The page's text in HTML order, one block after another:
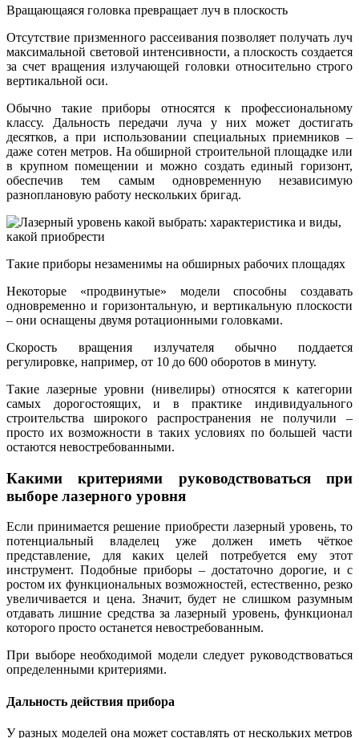
Вращающаяся головка превращает луч в плоскость
Отсутствие призменного рассеивания позволяет получать луч
максимальной световой интенсивности, а плоскость создается
за счет вращения излучающей головки относительно строго
вертикальной оси.
Обычно такие приборы относятся к профессиональному
классу. Дальность передачи луча у них может достигать
десятков, а при использовании специальных приемников –
даже сотен метров. На обширной строительной площадке или
в крупном помещении и можно создать единый горизонт,
обеспечив тем самым одновременную независимую
разноплановую работу нескольких бригад.
Такие приборы незаменимы на обширных рабочих площадях
Некоторые «продвинутые» модели способны создавать
одновременно и горизонтальную, и вертикальную плоскости
– они оснащены двумя ротационными головками.
Скорость вращения излучателя обычно поддается
регулировке, например, от 10 до 600 оборотов в минуту.
Такие лазерные уровни (нивелиры) относятся к категории
самых дорогостоящих, и в практике индивидуального
строительства широкого распространения не получили –
просто их возможности в таких условиях по большей части
остаются невостребованными.
Какими критериями руководствоваться при
выборе лазерного уровня
Если принимается решение приобрести лазерный уровень, то
потенциальный владелец уже должен иметь чёткое
представление, для каких целей потребуется ему этот
инструмент. Подобные приборы – достаточно дорогие, и с
ростом их функциональных возможностей, естественно, резко
увеличивается и цена. Значит, будет не слишком разумным
отдавать лишние средства за лазерный уровень, функционал
которого просто останется невостребованным.
При выборе необходимой модели следует руководствоваться
определенными критериями.
Дальность действия прибора
У разных моделей она может составлять от нескольких метров